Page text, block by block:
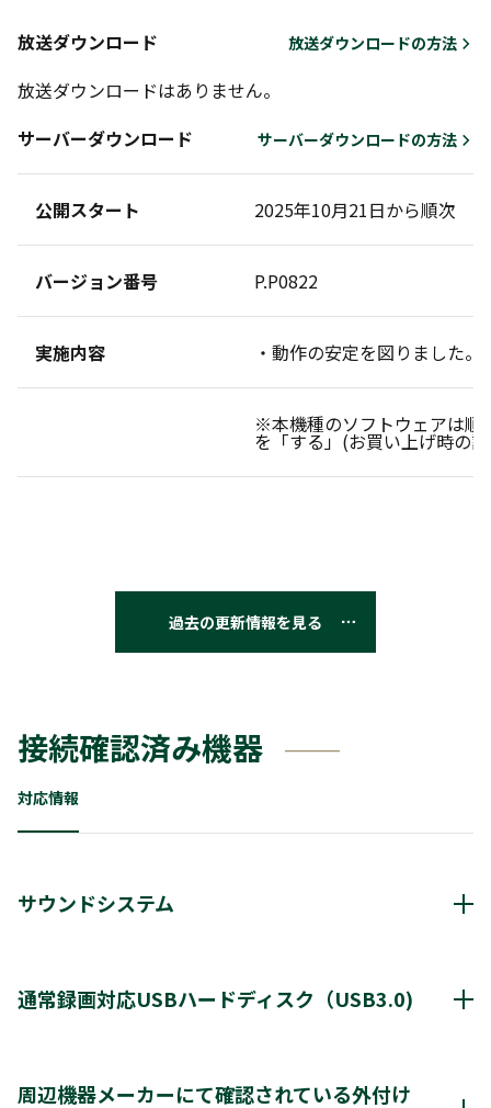
放送ダウンロード 放送ダウンロードの方法
放送ダウンロードはありません。
サーバーダウンロード
サーバーダウンロードの方法
公開スタート 2025年10月21日から順次
バージョン番号 P.P0822
実施内容 ・動作の安定を図りました。
※本機種のソフトウェアは順
を「する」(お買い上げ時の
過去の更新情報を見る
接続確認済み機器
対応情報
サウンドシステム
クリックすると別ウインドウが開きます。
通常録画対応USBハードディスク（USB3.0)
周辺機器メーカーにて確認されている外付け